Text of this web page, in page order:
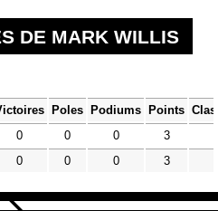
DE MARK WILLIS
Poles Podiums Points
0 0 0
3
0 0 0 3